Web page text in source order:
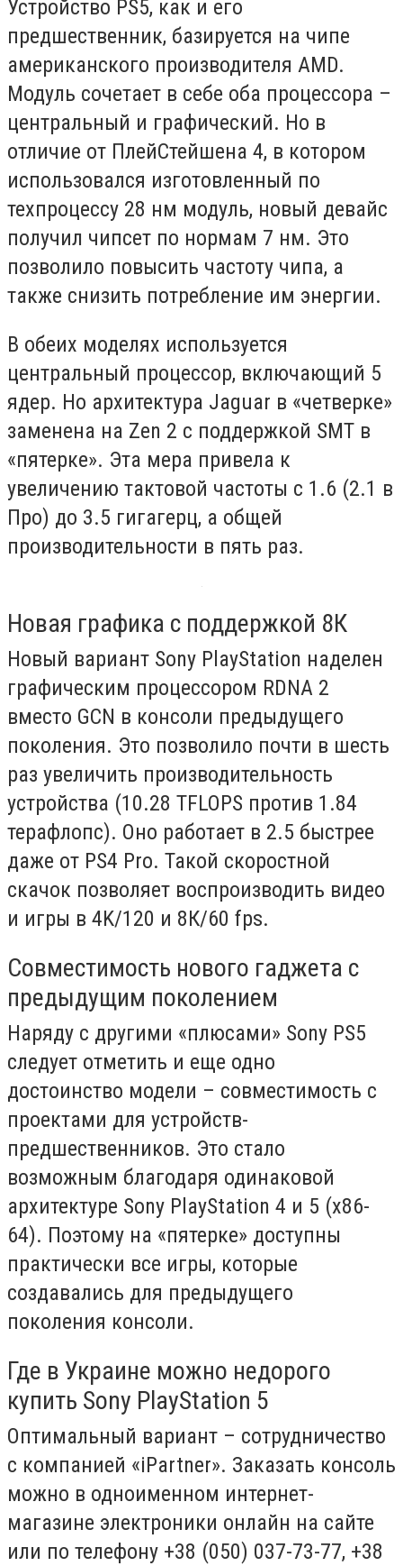
Устройство PS5, как и его
предшественник, базируется на чипе
американского производителя AMD.
Модуль сочетает в себе оба процессора –
центральный и графический. Но в
отличие от ПлейСтейшена 4, в котором
использовался изготовленный по
техпроцессу 28 нм модуль, новый девайс
получил чипсет по нормам 7 нм. Это
позволило повысить частоту чипа, а
также снизить потребление им энергии.
В обеих моделях используется
центральный процессор, включающий 5
ядер. Но архитектура Jaguar в «четверке»
заменена на Zen 2 с поддержкой SMT в
«пятерке». Эта мера привела к
увеличению тактовой частоты с 1.6 (2.1 в
Про) до 3.5 гигагерц, а общей
производительности в пять раз.
Новая графика с поддержкой 8К
Новый вариант Sony PlayStation наделен
графическим процессором RDNA 2
вместо GCN в консоли предыдущего
поколения. Это позволило почти в шесть
раз увеличить производительность
устройства (10.28 TFLOPS против 1.84
терафлопс). Оно работает в 2.5 быстрее
даже от PS4 Pro. Такой скоростной
скачок позволяет воспроизводить видео
и игры в 4K/120 и 8К/60 fps.
Совместимость нового гаджета с
предыдущим поколением
Наряду с другими «плюсами» Sony PS5
следует отметить и еще одно
достоинство модели – совместимость с
проектами для устройств-
предшественников. Это стало
возможным благодаря одинаковой
архитектуре Sony PlayStation 4 и 5 (x86-
64). Поэтому на «пятерке» доступны
практически все игры, которые
создавались для предыдущего
поколения консоли.
Где в Украине можно недорого
купить Sony PlayStation 5
Оптимальный вариант – сотрудничество
с компанией «iPartner». Заказать консоль
можно в одноименном интернет-
магазине электроники онлайн на сайте
или по телефону +38 (050) 037-73-77, +38